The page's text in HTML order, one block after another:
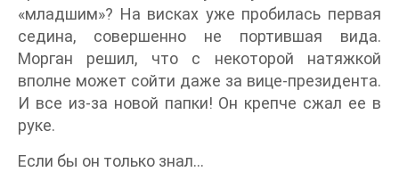
«младшим»? На висках уже пробилась первая
седина, совершенно не портившая вида.
Морган решил, что с некоторой натяжкой
вполне может сойти даже за вице-президента.
И все из-за новой папки! Он крепче сжал ее в
руке.
Если бы он только знал…